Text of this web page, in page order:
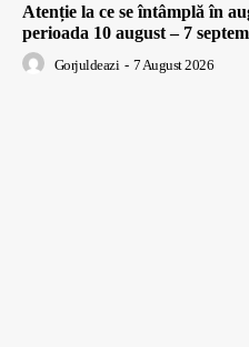
Atenție la ce se întâmplă în
perioada 10 august – 7
Gorjuldeazi - 7 August 2026